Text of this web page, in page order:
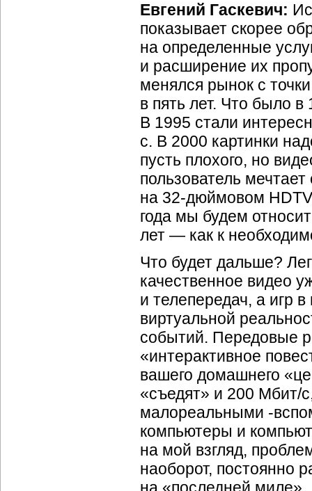
Евгений Гаскевич:
показывает скорее
на определенные
и расширение их
менялся рынок с
в пять лет. Что было
В 1995 стали
с. В 2000 картинки
пусть плохого, но
пользователь
на 32-дюймовом
года мы будем
лет — как к
Что будет дальше?
качественное видео
и телепередач, а игр
виртуальной
событий. Передовые
«интерактивное
вашего домашнего
«съедят» и 200 Мбит/
малореальными -
компьютеры и
на мой взгляд,
наоборот, постоянно